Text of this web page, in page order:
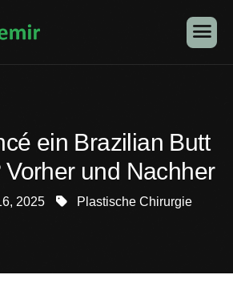
ein Brazilian Butt
Vorher und Nachher
2025 Plastische Chirurgie